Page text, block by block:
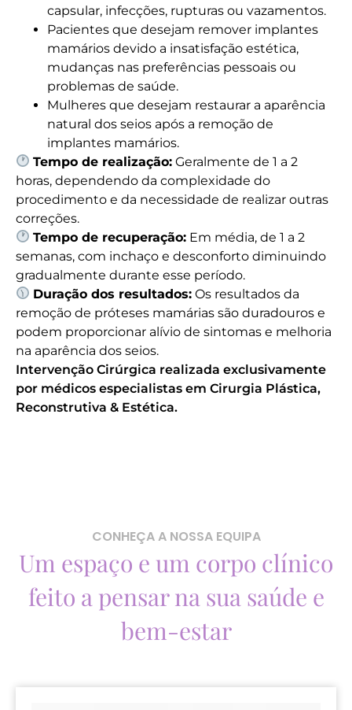
capsular, infecções, rupturas ou vazamentos.
Pacientes que desejam remover implantes
mamários devido a insatisfação estética,
mudanças nas preferências pessoais ou
problemas de saúde.
Mulheres que desejam restaurar a aparência
natural dos seios após a remoção de
implantes mamários.
Tempo de realização: Geralmente de 1 a 2
horas, dependendo da complexidade do
procedimento e da necessidade de realizar outras
correções.
Tempo de recuperação: Em média, de 1 a 2
semanas, com inchaço e desconforto diminuindo
gradualmente durante esse período.
Duração dos resultados: Os resultados da
remoção de próteses mamárias são duradouros e
podem proporcionar alívio de sintomas e melhoria
na aparência dos seios.
Intervenção Cirúrgica realizada exclusivamente
por médicos especialistas em Cirurgia Plástica,
Reconstrutiva & Estética.
CONHEÇA A NOSSA EQUIPA
Um espaço e um corpo clínico
feito a pensar na sua saúde e
bem-estar